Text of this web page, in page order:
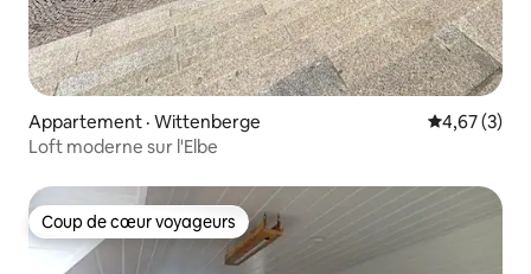
Appartement · Wittenberge Note
4,67 (3)
Loft moderne sur l'Elbe
Coup de cœur voyageurs
Coup de cœur voyageurs